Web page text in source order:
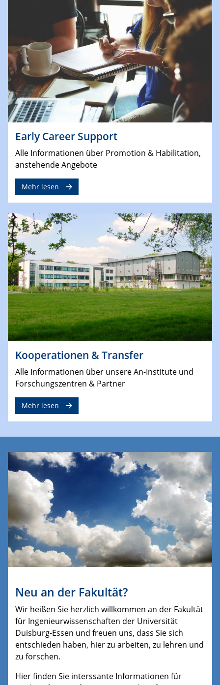
Early Career Support
Alle Informationen über Promotion & Habilitation,
anstehende Angebote
Mehr lesen
Kooperationen & Transfer
Alle Informationen über unsere An-Institute und
Forschungszentren & Partner
Mehr lesen
Neu an der Fakultät?
Wir heißen Sie herzlich willkommen an der Fakultät
für Ingenieurwissenschaften der Universität
Duisburg-Essen und freuen uns, dass Sie sich
entschieden haben, hier zu arbeiten, zu lehren und
zu forschen.
Hier finden Sie interssante Informationen für